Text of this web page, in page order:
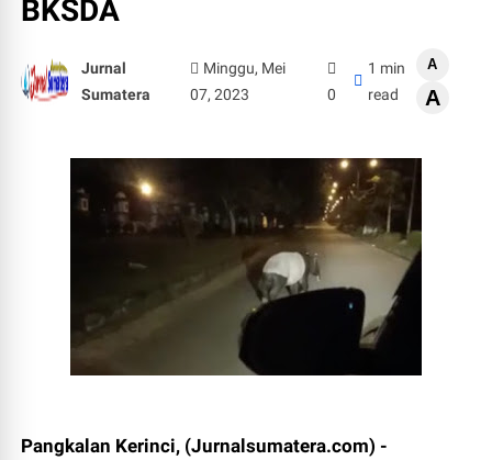
BKSDA
Jurnal
Sumatera
Minggu, Mei
07, 2023
0
1 min
read
A
A
Pangkalan Kerinci, (Jurnalsumatera.com) -